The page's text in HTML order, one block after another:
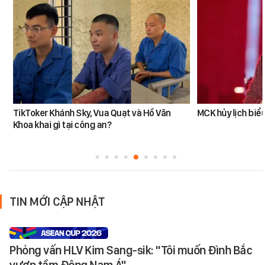
TikToker Khánh Sky, Vua Quạt và Hồ Văn
Khoa khai gì tại công an?
MCK hủy lịch
TIN MỚI CẬP NHẬT
Phỏng vấn HLV Kim Sang-sik: "Tôi muốn Đình Bắc